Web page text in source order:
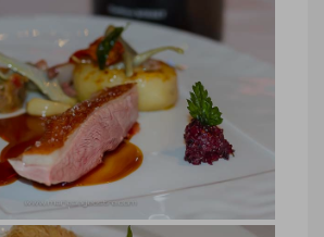
Mare Plage, dessert
Plage, dessert © Marie-